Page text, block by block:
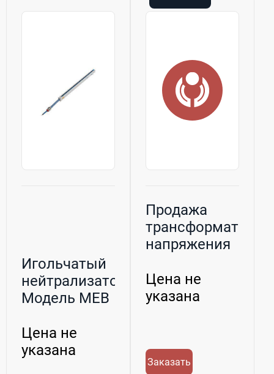
Игольчатый
нейтрализатор.
Модель MEB
Цена не
указана
Продажа
трансформаторы
напряжения
нам...
Цена не
указана
Заказать